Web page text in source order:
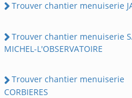
Trouver chantier menuiserie
Trouver chantier menuiserie
MICHEL-L'OBSERVATOIRE
Trouver chantier menuiserie
CORBIERES